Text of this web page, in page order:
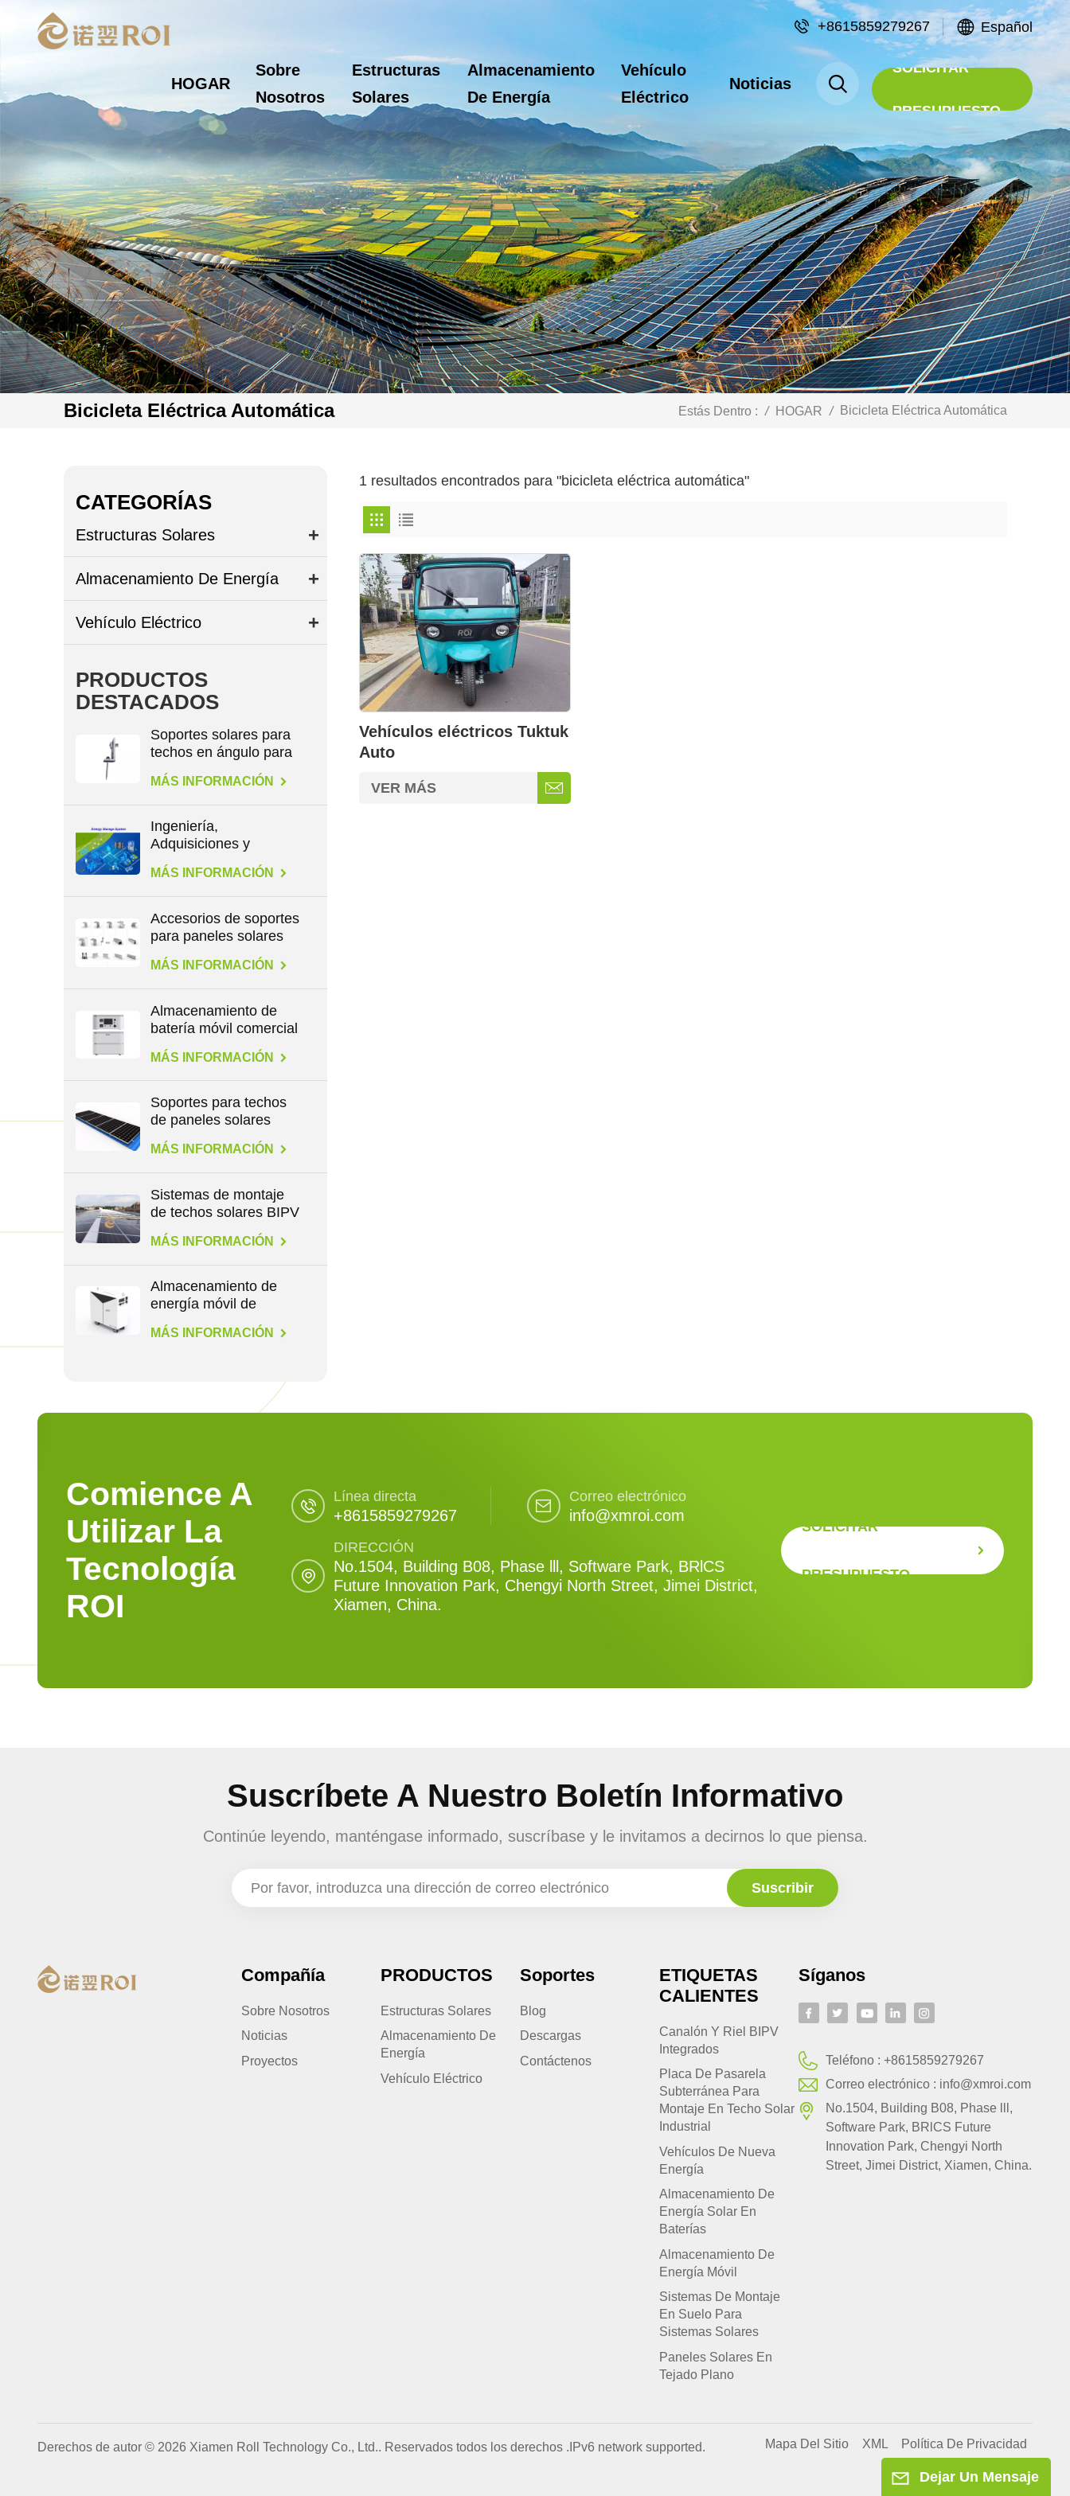
+8615859279267 Español
HOGAR
Sobre
Nosotros
Estructuras
Solares
Almacenamiento
De Energía
Vehículo
Eléctrico
Noticias
SOLICITAR
PRESUPUESTO
Bicicleta Eléctrica Automática Estás Dentro : / HOGAR / Bicicleta Eléctrica Automática
1 resultados encontrados para "bicicleta eléctrica automática"
Vehículos eléctricos Tuktuk
Auto
VER MÁS
CATEGORÍAS
Estructuras Solares
Almacenamiento De Energía
Vehículo Eléctrico
PRODUCTOS
DESTACADOS
Soportes solares para
techos en ángulo para
patas en L
MÁS INFORMACIÓN
Ingeniería,
Adquisiciones y
Construcción en
Energía
MÁS INFORMACIÓN
Accesorios de soportes
para paneles solares
para todo tipo de
techos
MÁS INFORMACIÓN
Almacenamiento de
batería móvil comercial
de gran capacidad de
2,3 kWh
MÁS INFORMACIÓN
Soportes para techos
de paneles solares
para todo tipo de
techos
MÁS INFORMACIÓN
Sistemas de montaje
de techos solares BIPV
MÁS INFORMACIÓN
Almacenamiento de
energía móvil de
1,1/4,6/14,3 kWh
MÁS INFORMACIÓN
Comience A
Utilizar La
Tecnología
ROI
Línea directa
+8615859279267
Correo electrónico
info@xmroi.com
DIRECCIÓN
No.1504, Building B08, Phase lll, Software Park, BRlCS
Future Innovation Park, Chengyi North Street, Jimei District,
Xiamen, China.
SOLICITAR
PRESUPUESTO
Suscríbete A Nuestro Boletín Informativo
Continúe leyendo, manténgase informado, suscríbase y le invitamos a decirnos lo que piensa.
Compañía
Sobre Nosotros
Noticias
Proyectos
PRODUCTOS
Estructuras Solares
Almacenamiento De
Energía
Vehículo Eléctrico
Soportes
Blog
Descargas
Contáctenos
ETIQUETAS
CALIENTES
Canalón Y Riel BIPV
Integrados
Placa De Pasarela
Subterránea Para
Montaje En Techo Solar
Industrial
Vehículos De Nueva
Energía
Almacenamiento De
Energía Solar En
Baterías
Almacenamiento De
Energía Móvil
Sistemas De Montaje
En Suelo Para
Sistemas Solares
Paneles Solares En
Tejado Plano
Síganos
Teléfono :+8615859279267
Correo electrónico : info@xmroi.com
No.1504, Building B08, Phase lll,
Software Park, BRlCS Future
Innovation Park, Chengyi North
Street, Jimei District, Xiamen, China.
Derechos de autor © 2026 Xiamen Roll Technology Co., Ltd.. Reservados todos los derechos . IPv6 network supported. Mapa Del Sitio XML Política De Privacidad
Dejar Un Mensaje